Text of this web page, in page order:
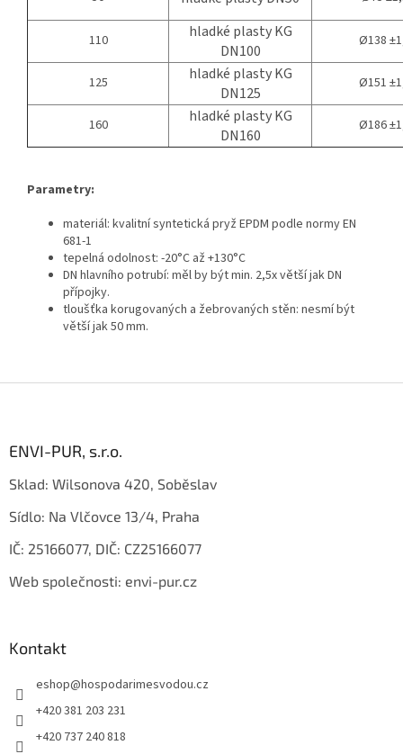
110
hladké plasty KG
DN100
Ø138
125
hladké plasty KG
DN125
Ø151
160
hladké plasty KG
DN160
Ø186
Parametry:
materiál: kvalitní syntetická pryž EPDM podle normy EN
681-1
tepelná odolnost: -20°C až +130°C
DN hlavního potrubí: měl by být min. 2,5x větší jak DN
přípojky.
tloušťka korugovaných a žebrovaných stěn: nesmí být
větší jak 50 mm.
ENVI-PUR, s.r.o.
Sklad: Wilsonova 420, Soběslav
Sídlo: Na Vlčovce 13/4, Praha
IČ: 25166077, DIČ: CZ25166077
Web společnosti: envi-pur.cz
Kontakt
eshop@hospodarimesvodou.cz
+420 381 203 231
+420 737 240 818